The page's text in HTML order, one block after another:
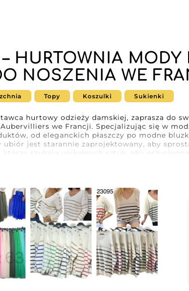
HURTOWNIA MODY
NOSZENIA WE
Topy Koszulki Sukienki
hurtowy odzieży damskiej, zaprasza do
we Francji. Specjalizując się w
od eleganckich płaszczy po modne
ubiór jest starannie zaprojektowany, aby
szukają unikalnych sztuk, aby
nie tylko docenią różnorodność dostępnych
od wyboru artykułów po dostawę. Ta
partnera dla każdej firmy, która chce
ALIDA MOD ułatwia transakcje online,
Dzięki temu sprzedawcy cieszą
pod kątem współczesnych potrzeb handlu
zapewniają sobie współpracę z
Włączenie kolekcji ALIDA MOD do
najnowsze trendy z
proponowanych ubrań, uczyn każdy element